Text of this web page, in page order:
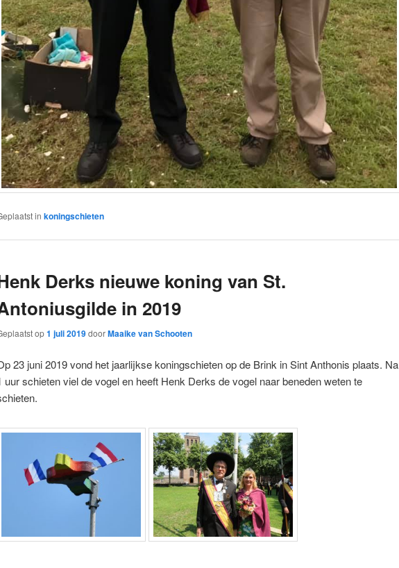
in koningschieten
Derks nieuwe koning van St.
in 2019
op1 juli 2019doorMaaike van Schooten
23 juni 2019 vond het jaarlijkse koningschieten op de Brink in Sint Anthonis plaats. Na
uur schieten viel de vogel en heeft Henk Derks de vogel naar beneden weten te